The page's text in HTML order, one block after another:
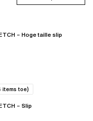
– Hoge taille slip
– Slip
items toe)